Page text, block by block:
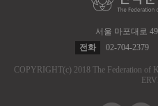
서울 마포대로
전화
02-704-2379
COPYRIGHT(c) 2018 The Federation of